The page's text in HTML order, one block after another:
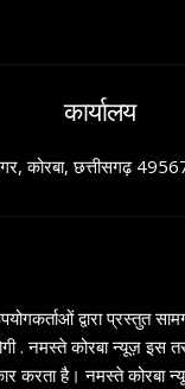
कार्यालय
कोरबा, छत्तीसगढ़
द्वारा प्रस्तुत
. नमस्ते कोरबा न्यूज़ इस
करता है। नमस्ते कोरबा